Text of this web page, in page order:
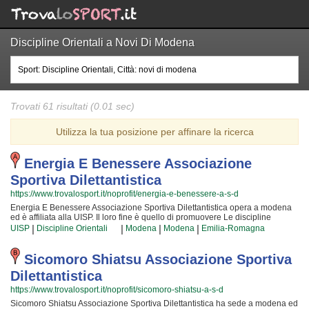
Discipline Orientali a Novi Di Modena
Trovati 61 risultati (0.01 sec)
Utilizza la tua posizione per affinare la ricerca
Energia E Benessere Associazione
Sportiva Dilettantistica
https://www.trovalosport.it/noprofit/energia-e-benessere-a-s-d
Energia E Benessere Associazione Sportiva Dilettantistica opera a modena
ed è affiliata alla UISP. Il loro fine è quello di promuovere Le discipline
orientali organizzando corsi per bambini, ragazzi e adulti. Se desiderate che
vostro figlio o vostra figlia impari la disciplina, il rispetto e la concentrazione,
Le discipline orientali è sicuramente lo sport più adatto. I loro maestri di
discipline orientali seguiranno i vostri figli passo per passo, ma restando
sempre nell'ottica di sviluppare i talenti e le capacità personali di ciascun
atleta. Energia E Benessere Associazione Sportiva Dilettantistica da sempre
accoglie i bambini e i ragazzi di modena, in un ambiente serio e sano, in cui i
vostri figli troveranno sicuramente uno sfogo e uno svago e tanti nuovi amici.
Gli allenamenti si svolgono in palestra a modena e coincidono con il
UISP | Discipline Orientali | Modena | Modena | Emilia-Romagna
Sicomoro Shiatsu Associazione Sportiva
Dilettantistica
https://www.trovalosport.it/noprofit/sicomoro-shiatsu-a-s-d
Sicomoro Shiatsu Associazione Sportiva Dilettantistica ha sede a modena ed